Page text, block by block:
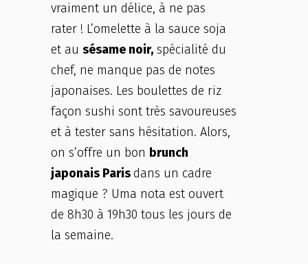
vraiment un délice, à ne pas
rater ! L’omelette à la sauce soja
et au sésame noir, spécialité du
chef, ne manque pas de notes
japonaises. Les boulettes de riz
façon sushi sont très savoureuses
et à tester sans hésitation. Alors,
on s’offre un bon brunch
japonais Parisdans un cadre
magique ? Uma nota est ouvert
de 8h30 à 19h30 tous les jours de
la semaine.